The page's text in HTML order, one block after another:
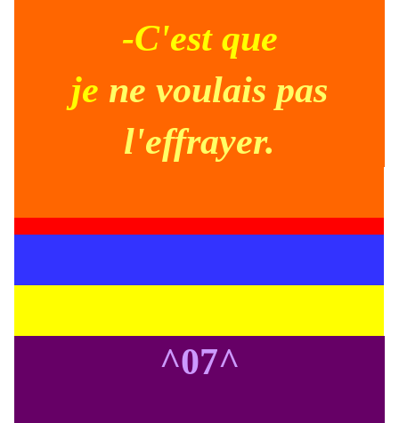
-C'est que
je ne voulais pas
l'effrayer.
^07^